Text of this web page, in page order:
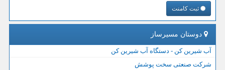
ثبت کامنت
دوستان مسیرساز
آب شیرین کن - دستگاه آب شیرین کن
شرکت صنعتی سخت پوشش